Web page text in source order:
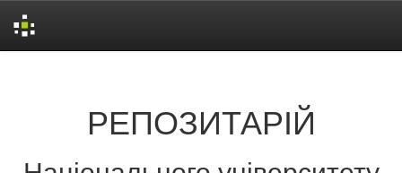
РЕПОЗИТАРІЙ